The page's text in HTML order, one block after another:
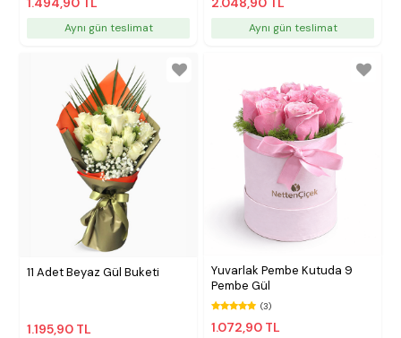
Aynı gün teslimat Aynı gün teslimat
11 Adet Beyaz Gül Buketi
1.195,90 TL
Yuvarlak Pembe Kutuda 9
Pembe Gül
(3)
1.072,90 TL